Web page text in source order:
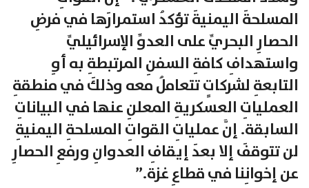
المسلحةَ اليمنيةَ تؤكدُ استمرارَها في فرضِ
الحصارِ البحريِّ على العدوِّ الإسرائيليِّ
واستهدافِ كافةِ السفنِ المرتبطةِ به أوِ
التابعةِ لشركاتٍ تتعاملُ معه وذلكَ في منطقةِ
العملياتِ العسكريةِ المعلنِ عنها في البياناتِ
السابقة. إنَّ عملياتِ القواتِ المسلحةِ اليمنيةِ
لن تتوقفَ إلا بعدَ إيقافِ العدوانِ ورفعِ الحصارِ
عن إخوانِنا في قطاعِ غزة.”